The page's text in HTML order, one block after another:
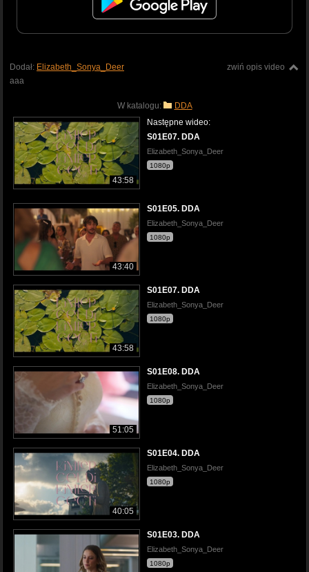
zwiń opis video
Dodał: Elizabeth_Sonya_Deer
aaa
W katalogu: DDA
43:58
Następne wideo:
S01E07. DDA
Elizabeth_Sonya_Deer
1080p
43:40
S01E05. DDA
Elizabeth_Sonya_Deer
1080p
43:58
S01E07. DDA
Elizabeth_Sonya_Deer
1080p
51:05
S01E08. DDA
Elizabeth_Sonya_Deer
1080p
40:05
S01E04. DDA
Elizabeth_Sonya_Deer
1080p
S01E03. DDA
Elizabeth_Sonya_Deer
1080p